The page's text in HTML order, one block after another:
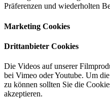
Präferenzen und wiederholten
Marketing Cookies
Drittanbieter Cookies
Die Videos auf unserer
bei Vimeo oder Youtube. Um
zu können sollten Sie die
akzeptieren.